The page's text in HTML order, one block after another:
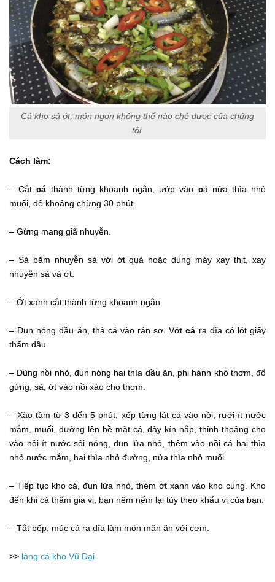
Cá kho sả ớt, món ngon không thể nào chê được của chúng
tôi.
Cách làm:
– Cắtcá thành từng khoanh ngắn, ướp vào cá nửa thìa nhỏ
muối, để khoảng chừng 30 phút.
– Gừng mang giã nhuyễn.
– Sả băm nhuyễn sả với ớt quả hoặc dùng máy xay thịt, xay
nhuyễn sả và ớt.
– Ớt xanh cắt thành từng khoanh ngắn.
– Đun nóng dầu ăn, thả cá vào rán sơ. Vớtcá ra đĩa có lót giấy
thấm dầu.
– Dùng nồi nhỏ, đun nóng hai thìa dầu ăn, phi hành khô thơm, đổ
gừng, sả, ớt vào nồi xào cho thơm.
– Xào tầm từ 3 đến 5 phút, xếp từng lát cá vào nồi, rưới ít nước
mắm, muối, đường lên bề mặt cá, đậy kín nắp, thỉnh thoảng cho
vào nồi ít nước sôi nóng, đun lửa nhỏ, thêm vào nồi cá hai thìa
nhỏ nước mắm, hai thìa nhỏ đường, nửa thìa nhỏ muối.
– Tiếp tục kho cá, đun lửa nhỏ, thêm ớt xanh vào kho cùng. Kho
đến khi cá thấm gia vị, bạn nêm nếm lại tùy theo khẩu vị của bạn.
– Tắt bếp, múc cá ra đĩa làm món mặn ăn với cơm.
>> làng cá kho Vũ Đại